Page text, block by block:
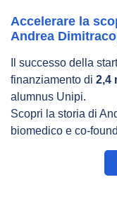
Accelerare la
Andrea
Il successo della
finanziamento di 2,4
alumnus Unipi.
Scopri la storia di
biomedico e co-